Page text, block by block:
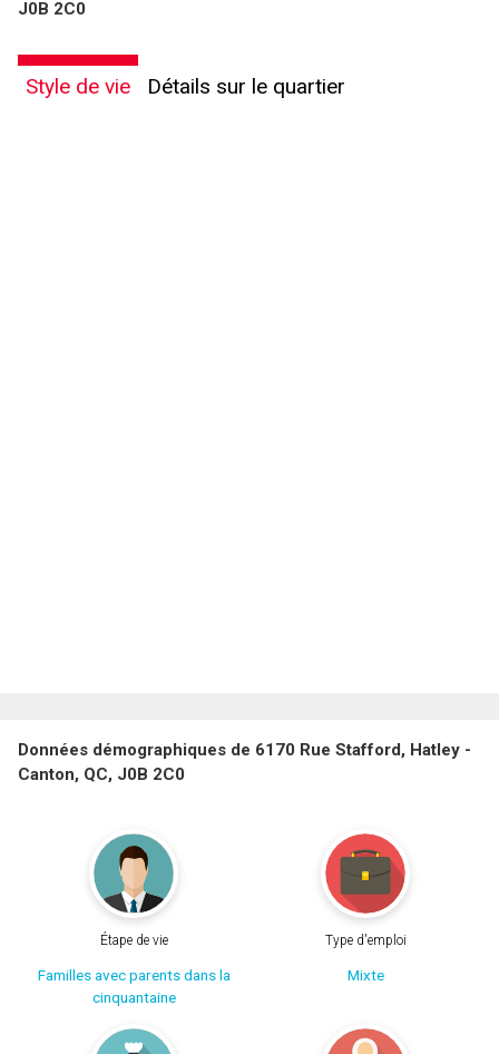
J0B 2C0
Style de vie Détails sur le quartier
Données démographiques de 6170 Rue Stafford, Hatley -
Canton, QC, J0B 2C0
Étape de vie
Familles avec parents dans la
cinquantaine
Type d'emploi
Mixte